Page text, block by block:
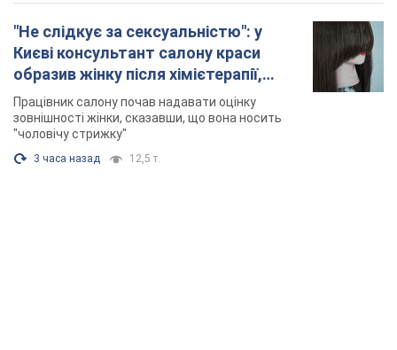
"Не слідкує за сексуальністю": у
Києві консультант салону краси
образив жінку після хімієтерапії,
розгорівся скандал. Фото
Працівник салону почав надавати оцінку
зовнішності жінки, сказавши, що вона носить
"чоловічу стрижку"
3 часа назад 12,5 т.